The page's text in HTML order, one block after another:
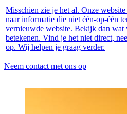
Misschien zie je het al. Onze
naar informatie die niet één-op-één
vernieuwde website. Bekijk dan wat
betekenen. Vind je het niet direct,
op. Wij helpen je graag verder.
Neem contact met ons op